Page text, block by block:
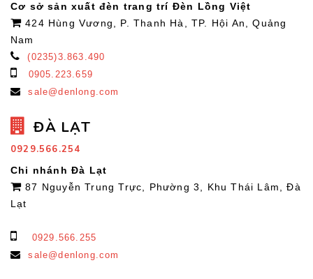
Cơ sở sản xuất đèn trang trí Đèn Lồng Việt
424 Hùng Vương, P. Thanh Hà, TP. Hội An, Quảng
Nam
(0235)3.863.490
0905.223.659
sale@denlong.com
ĐÀ LẠT
0929.566.254
Chi nhánh Đà Lạt
87 Nguyễn Trung Trực, Phường 3, Khu Thái Lâm, Đà
Lạt
0929.566.255
sale@denlong.com